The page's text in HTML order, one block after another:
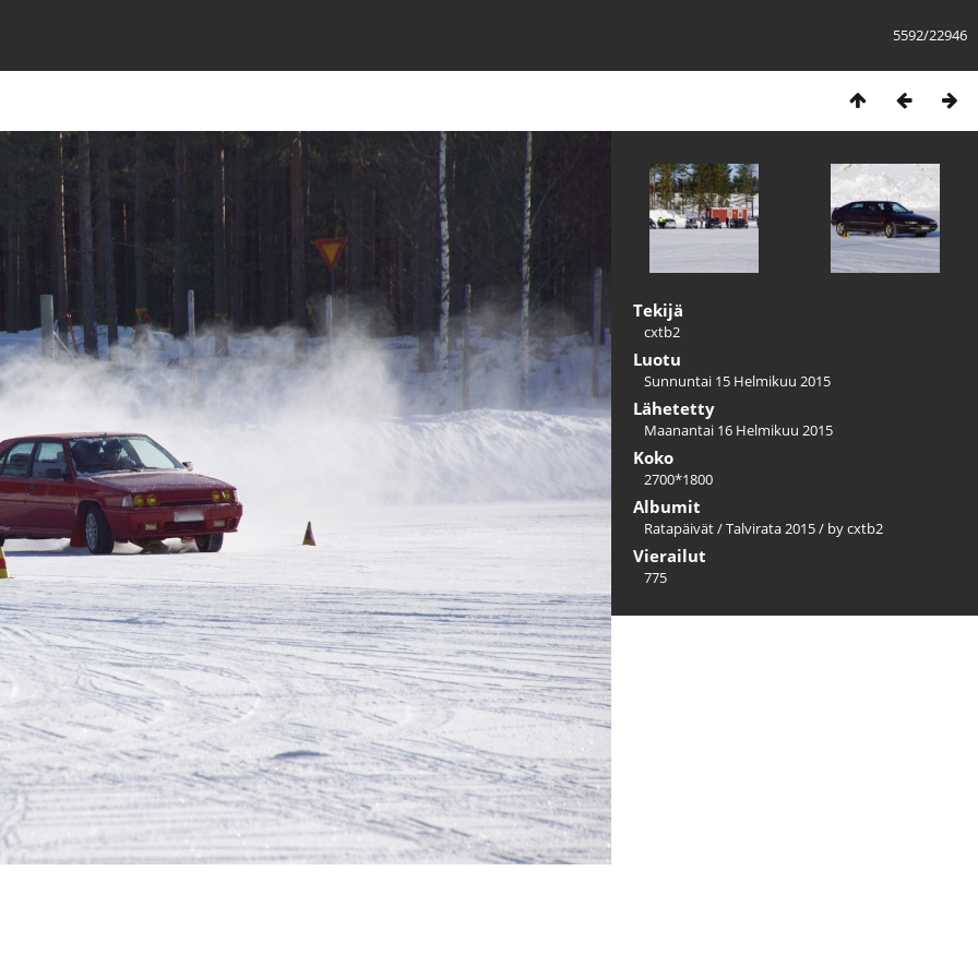
5592/22946
Tekijä
cxtb2
Luotu
Sunnuntai 15 Helmikuu 2015
Lähetetty
Maanantai 16 Helmikuu 2015
Koko
2700*1800
Albumit
Ratapäivät/Talvirata 2015/ by cxtb2
Vierailut
775